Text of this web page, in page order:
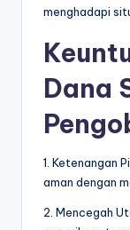
menghadapi
Dana
1. Ketenangan
aman dengan
2. Mencegah